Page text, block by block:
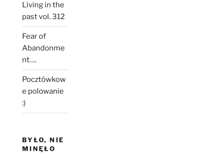
Living in the
past vol. 312
Fear of
Abandonme
nt….
Pocztówkow
e polowanie
:)
BYŁO, NIE
MINĘŁO